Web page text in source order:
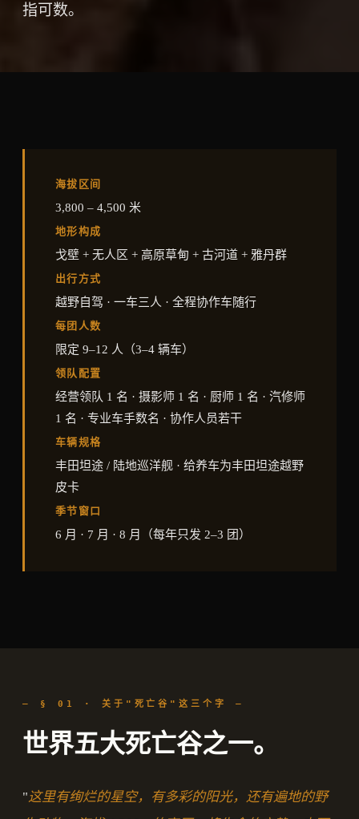
指可数。
海拔区间
3,800 – 4,500 米
地形构成
戈壁 + 无人区 + 高原草甸 + 古河道 + 雅丹群
出行方式
越野自驾 · 一车三人 · 全程协作车随行
每团人数
限定 9–12 人（3–4 辆车）
领队配置
经营领队 1 名 · 摄影师 1 名 · 厨师 1 名 · 汽修师
1 名 · 专业车手数名 · 协作人员若干
车辆规格
丰田坦途 / 陆地巡洋舰 · 给养车为丰田坦途越野
皮卡
季节窗口
6 月 · 7 月 · 8 月（每年只发 2–3 团）
— § 01 · 关于"死亡谷"这三个字 —
世界五大死亡谷之一。
"这里有绚烂的星空，有多彩的阳光，还有遍地的野